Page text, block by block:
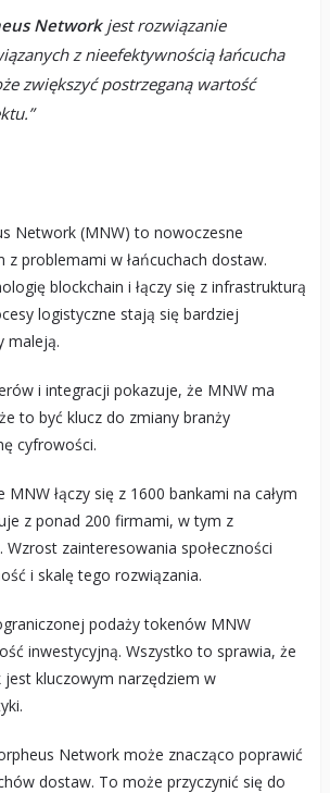
Networkjest rozwiązanie
z nieefektywnością łańcucha
zwiększyć postrzeganą wartość
Network (MNW) to nowoczesne
z problemami w łańcuchach dostaw.
blockchain i łączy się z infrastrukturą
logistyczne stają się bardziej
maleją.
i integracji pokazuje, że MNW ma
to być klucz do zmiany branży
cyfrowości.
łączy się z 1600 bankami na całym
z ponad 200 firmami, w tym z
Wzrost zainteresowania społeczności
i skalę tego rozwiązania.
podaży tokenów MNW
inwestycyjną. Wszystko to sprawia, że
kluczowym narzędziem w
Network może znacząco poprawić
dostaw. To może przyczynić się do